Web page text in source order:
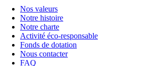
Nos valeurs
Notre histoire
Notre charte
Activité éco-responsable
Fonds de dotation
Nous contacter
FAQ